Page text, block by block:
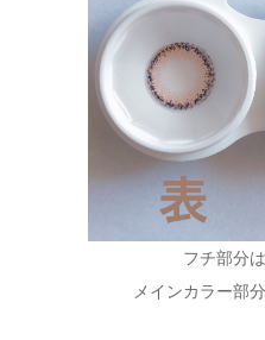
フチ部分
メインカラー部